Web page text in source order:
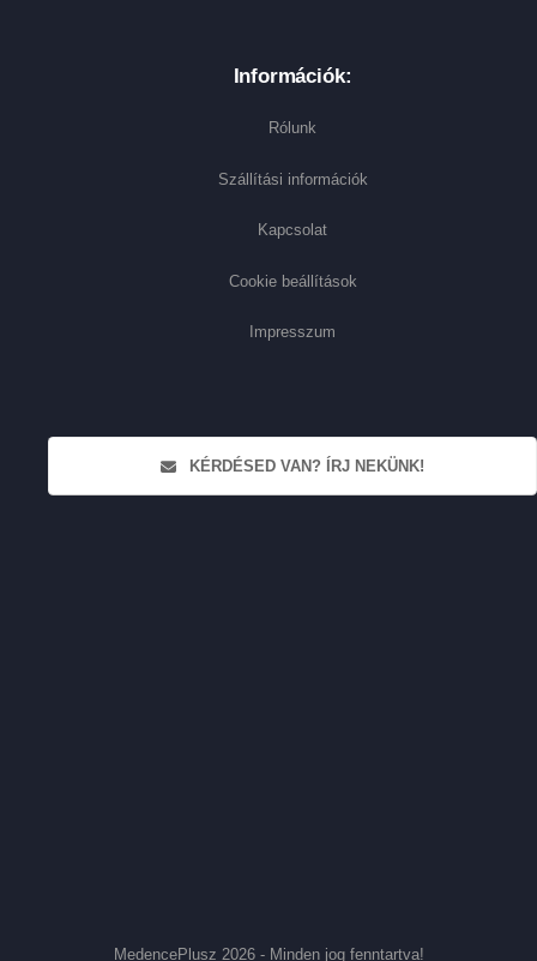
Információk:
Rólunk
Szállítási információk
Kapcsolat
Cookie beállítások
Impresszum
KÉRDÉSED VAN? ÍRJ NEKÜNK!
MedencePlusz 2026 - Minden jog fenntartva!